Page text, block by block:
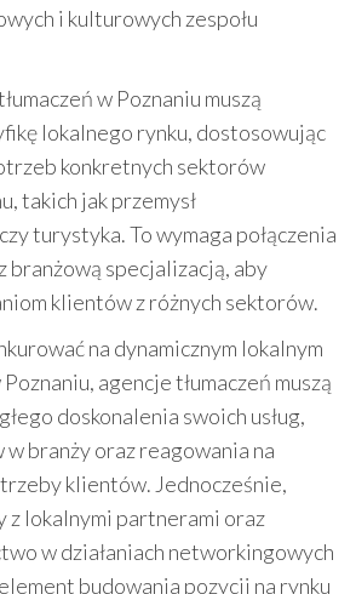
i kulturowych zespołu
w Poznaniu muszą
lokalnego rynku, dostosowując
konkretnych sektorów
takich jak przemysł
turystyka. To wymaga połączenia
branżową specjalizacją, aby
klientów z różnych sektorów.
na dynamicznym lokalnym
agencje tłumaczeń muszą
doskonalenia swoich usług,
branży oraz reagowania na
klientów. Jednocześnie,
z lokalnymi partnerami oraz
w działaniach networkingowych
budowania pozycji na rynku